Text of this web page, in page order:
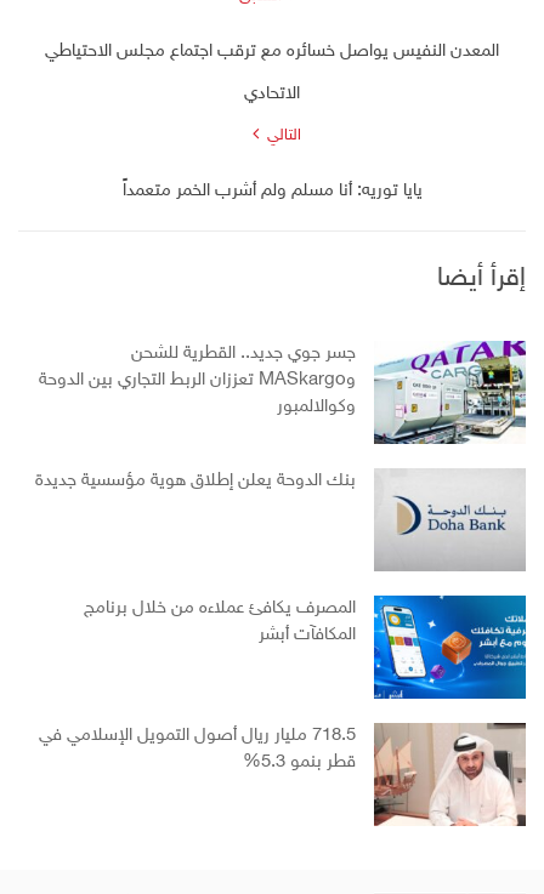
المعدن النفيس يواصل خسائره مع ترقب اجتماع مجلس الاحتياطي
الاتحادي
التالي
يايا توريه: أنا مسلم ولم أشرب الخمر متعمداً
إقرأ أيضا
جسر جوي جديد.. القطرية للشحن
وMASkargo تعززان الربط التجاري بين الدوحة
وكوالالمبور
بنك الدوحة يعلن إطلاق هوية مؤسسية جديدة
المصرف يكافئ عملاءه من خلال برنامج
المكافآت أبشر
718.5 مليار ريال أصول التمويل الإسلامي في
قطر بنمو 5.3%